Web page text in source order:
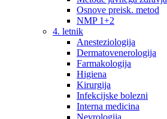
Osnove preisk. metod
NMP 1+2
4. letnik
Anesteziologija
Dermatovenerologija
Farmakologija
Higiena
Kirurgija
Infekcijske bolezni
Interna medicina
Nevrologija